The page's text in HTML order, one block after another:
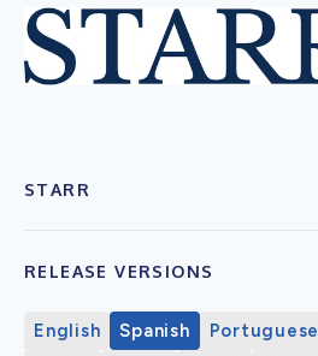
STARR
RELEASE VERSIONS
English Spanish Portuguese